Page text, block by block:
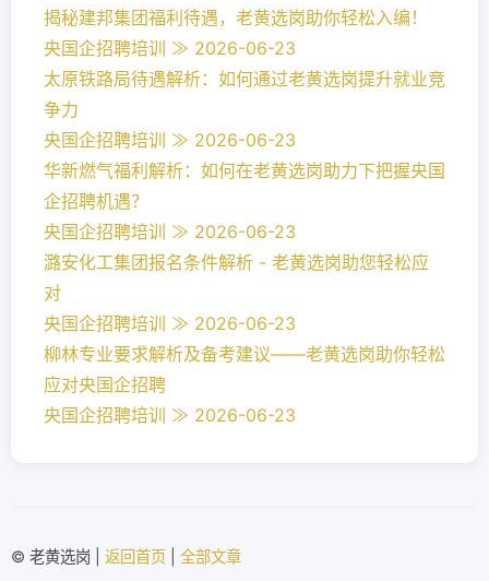
揭秘建邦集团福利待遇，老黄选岗助你轻松入编！
央国企招聘培训 ≫ 2026-06-23
太原铁路局待遇解析：如何通过老黄选岗提升就业竞
争力
央国企招聘培训 ≫ 2026-06-23
华新燃气福利解析：如何在老黄选岗助力下把握央国
企招聘机遇？
央国企招聘培训 ≫ 2026-06-23
潞安化工集团报名条件解析 - 老黄选岗助您轻松应
对
央国企招聘培训 ≫ 2026-06-23
柳林专业要求解析及备考建议——老黄选岗助你轻松
应对央国企招聘
央国企招聘培训 ≫ 2026-06-23
© 老黄选岗 | 返回首页 全部文章